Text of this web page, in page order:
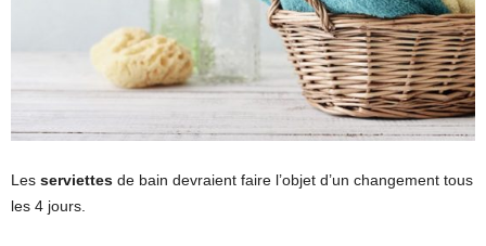
Les serviettes de bain devraient faire l’objet d’un changement tous
les 4 jours.